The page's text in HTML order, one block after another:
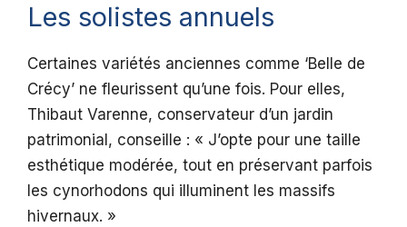
Les solistes annuels
Certaines variétés anciennes comme ‘Belle de
Crécy’ ne fleurissent qu’une fois. Pour elles,
Thibaut Varenne, conservateur d’un jardin
patrimonial, conseille : « J’opte pour une taille
esthétique modérée, tout en préservant parfois
les cynorhodons qui illuminent les massifs
hivernaux. »